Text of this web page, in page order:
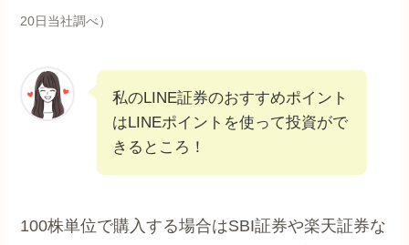
20日当社調べ）
私のLINE証券のおすすめポイント
はLINEポイントを使って投資がで
きるところ！
100株単位で購入する場合はSBI証券や楽天証券な